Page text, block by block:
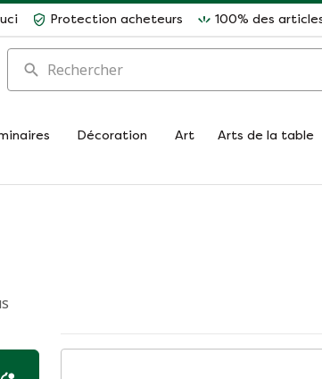
Protection acheteurs 100% des
Rechercher
Décoration Art Arts de la table